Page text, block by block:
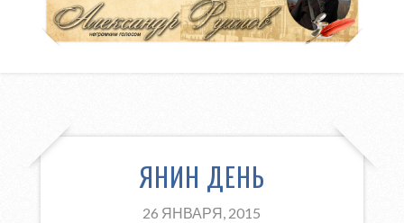
ЯНИН ДЕНЬ
26 ЯНВАРЯ, 2015